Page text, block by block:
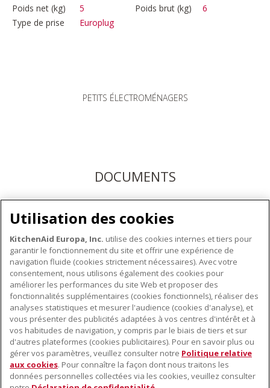
Poids net (kg) 5 Poids brut (kg)
6
Type de prise
Europlug
PETITS ÉLECTROMÉNAGERS
DOCUMENTS
Téléchargez les modes d'emploi ici ou enregistrez votre
produit pour bénéficier du service après-vente KitchenAid
À PROPOS DE KITCHENAID
À propos de KitchenAid
Histoire de la marque
Communiqués de presse
ODR
NOS PRODUITS
Petits électroménagers
Matériel de cuisine
SERVICE CLIENT
Utilisation des cookies
KitchenAid Europa, Inc. utilise des cookies internes et tiers pour
garantir le fonctionnement du site et offrir une expérience de
navigation fluide (cookies strictement nécessaires). Avec votre
consentement, nous utilisons également des cookies pour
améliorer les performances du site Web et proposer des
fonctionnalités supplémentaires (cookies fonctionnels), réaliser des
analyses statistiques et mesurer l'audience (cookies d'analyse), et
vous présenter des publicités adaptées à vos centres d'intérêt et à
vos habitudes de navigation, y compris par le biais de tiers et sur
d'autres plateformes (cookies publicitaires). Pour en savoir plus ou
gérer vos paramètres, veuillez consulter notre Politique relative
aux cookies. Pour connaître la façon dont nous traitons les
données personnelles collectées via les cookies, veuillez consulter